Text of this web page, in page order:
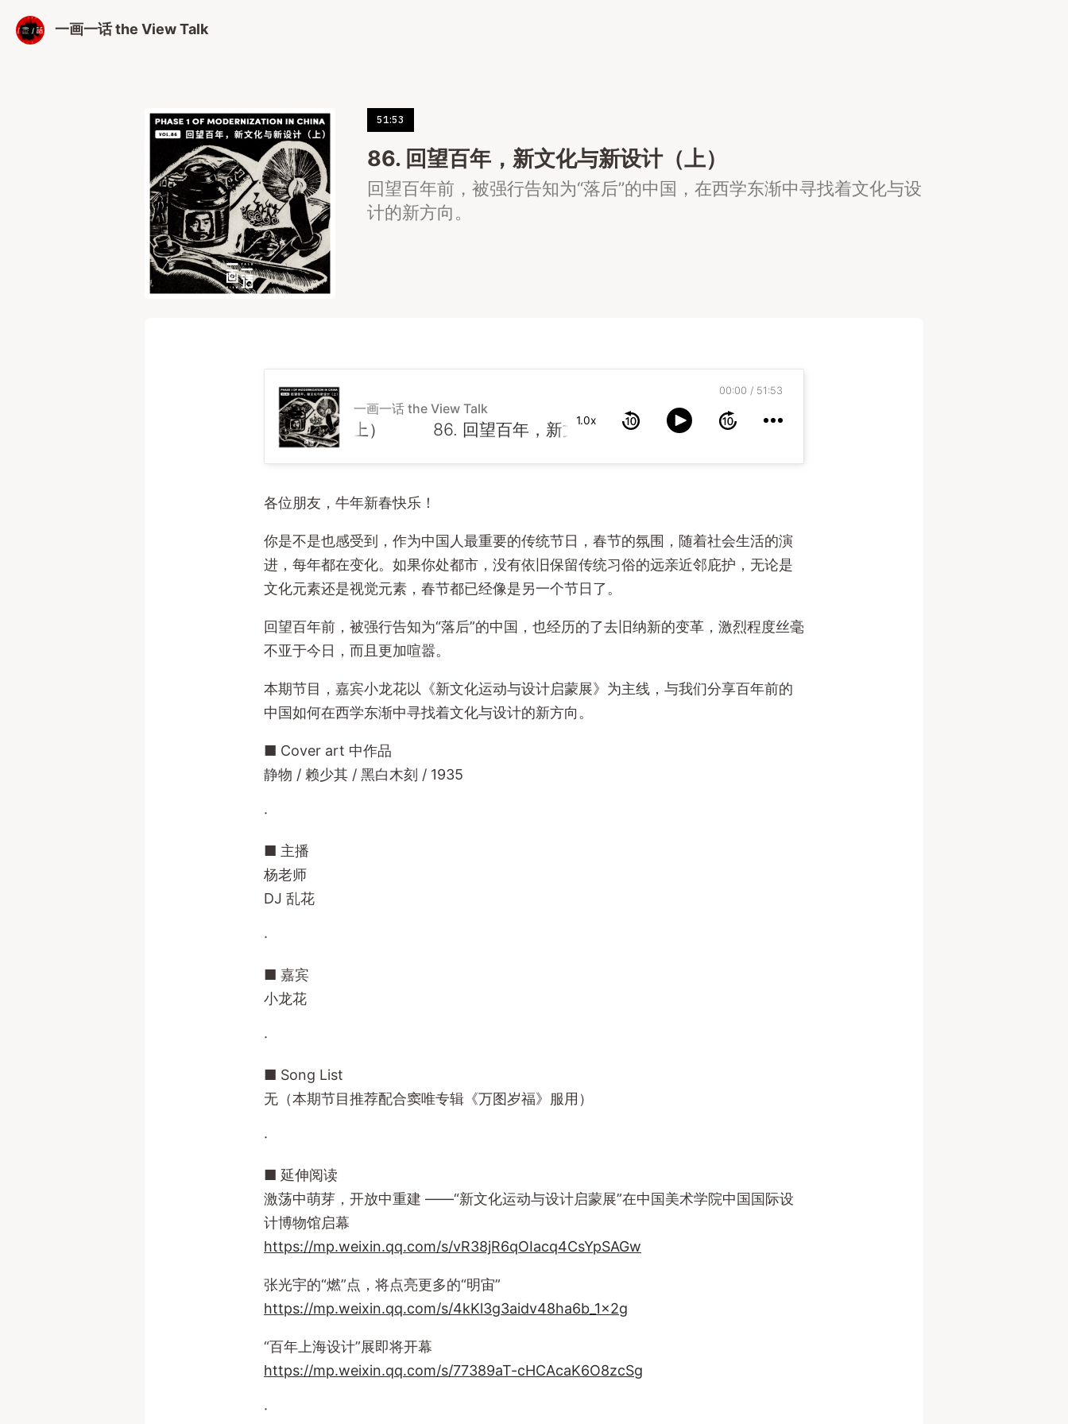
一画一话 the View Talk
51:53
86. 回望百年，新文化与新设计（上）
回望百年前，被强行告知为“落后”的中国，在西学东渐中寻找着文化与设
计的新方向。
一画一话 the View Talk
86. 回望百年，新文化与新设计（上） 1.0x
00:00 51:53
各位朋友，牛年新春快乐！
你是不是也感受到，作为中国人最重要的传统节日，春节的氛围，随着社会生活的演
进，每年都在变化。如果你处都市，没有依旧保留传统习俗的远亲近邻庇护，无论是
文化元素还是视觉元素，春节都已经像是另一个节日了。
回望百年前，被强行告知为“落后”的中国，也经历的了去旧纳新的变革，激烈程度丝毫
不亚于今日，而且更加喧嚣。
本期节目，嘉宾小龙花以《新文化运动与设计启蒙展》为主线，与我们分享百年前的
中国如何在西学东渐中寻找着文化与设计的新方向。
■ Cover art 中作品
静物 / 赖少其 / 黑白木刻 / 1935
·
■ 主播
杨老师
DJ 乱花
·
■ 嘉宾
小龙花
·
■ Song List
无（本期节目推荐配合窦唯专辑《万图岁福》服用）
·
■ 延伸阅读
激荡中萌芽，开放中重建 ——“新文化运动与设计启蒙展”在中国美术学院中国国际设
计博物馆启幕
https://mp.weixin.qq.com/s/vR38jR6qOIacq4CsYpSAGw
张光宇的“燃”点，将点亮更多的“明宙”
https://mp.weixin.qq.com/s/4kKl3g3aidv48ha6b_1x2g
“百年上海设计”展即将开幕
https://mp.weixin.qq.com/s/77389aT-cHCAcaK6O8zcSg
·